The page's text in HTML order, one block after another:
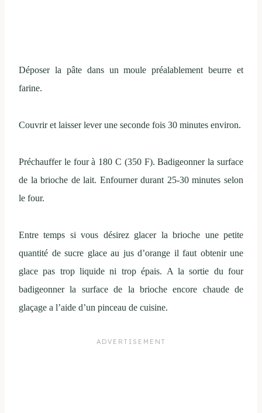
Déposer la pâte dans un moule préalablement beurre et
farine.
Couvrir et laisser lever une seconde fois 30 minutes environ.
Préchauffer le four à 180 C (350 F). Badigeonner la surface
de la brioche de lait. Enfourner durant 25-30 minutes selon
le four.
Entre temps si vous désirez glacer la brioche une petite
quantité de sucre glace au jus d’orange il faut obtenir une
glace pas trop liquide ni trop épais. A la sortie du four
badigeonner la surface de la brioche encore chaude de
glaçage a l’aide d’un pinceau de cuisine.